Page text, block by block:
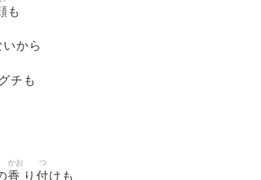
も
から
チも
香
かお
り 付
つ
けも